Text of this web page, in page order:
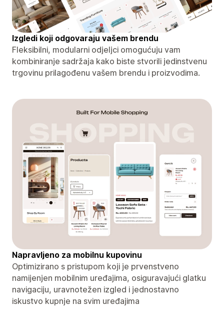
Izgledi koji odgovaraju vašem brendu
Fleksibilni, modularni odjeljci omogućuju vam
kombiniranje sadržaja kako biste stvorili jedinstvenu
trgovinu prilagođenu vašem brendu i proizvodima.
Napravljeno za mobilnu kupovinu
Optimizirano s pristupom koji je prvenstveno
namijenjen mobilnim uređajima, osiguravajući glatku
navigaciju, uravnotežen izgled i jednostavno
iskustvo kupnje na svim uređajima